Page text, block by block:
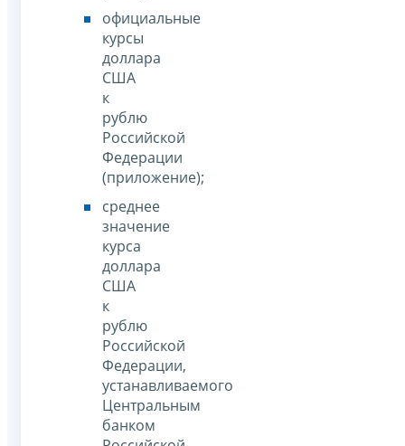
официальные
курсы
доллара
США
к
рублю
Российской
Федерации
(приложение);
среднее
значение
курса
доллара
США
к
рублю
Российской
Федерации,
устанавливаемого
Центральным
банком